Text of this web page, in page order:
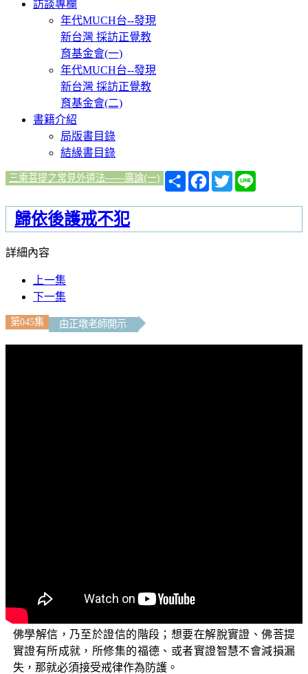
訪談專欄
年代MUCH台--發現
新台灣 採訪正覺教
育基金會(一)
年代MUCH台--發現
新台灣 採訪正覺教
育基金會(二)
書籍介紹
局版書目錄
結緣書目錄
三乘菩提之常見外道法——廣論(一)
分
享
Facebook
Twitter
歸依後護戒不犯
詳細內容
上一集
下一集
第045集 由正墩老師開示
意思是說，初入佛門修學最重要的，就是對於佛法僧三寶
的淨信；而進一步從對三寶清淨的仰信階段，提升到進入
佛學解信，乃至於證信的階段；想要在解脫實證、佛菩提
實證有所成就，所修集的福德、或者實證智慧不會減損漏
失，那就必須接受戒律作為防護。